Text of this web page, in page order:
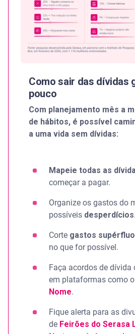
Como sair das dívidas
pouco
Com planejamento mês a
de hábitos, é possível
a uma vida sem dívidas:
Mapeie todas as
começar a pagar.
Organize os gastos do
possíveis desperdícios.
Corte gastos
no que for possível.
Faça acordos de dívida
em plataformas como o
Nome.
Fique alerta para as
de Feirões do Serasa